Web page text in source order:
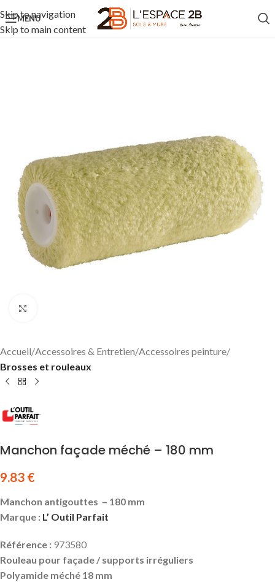
Skip to navigation
Skip to main content
MENU
Accueil Accessoires & Entretien Accessoires peinture
Brosses et rouleaux
Manchon façade méché – 180 mm
9.83 €
Manchon antigouttes – 180 mm
Marque : L’ Outil Parfait
Référence : 973580
Rouleau pour façade / supports irréguliers
Polyamide méché 18 mm